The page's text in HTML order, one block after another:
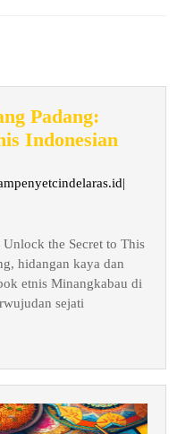
Padang:
Indonesian
the
Secret
|
the Secret to This
hidangan kaya dan
etnis Minangkabau di
sejati